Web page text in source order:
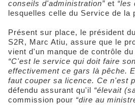
conseils d'administration” et “les
lesquelles celle du Service de la
Présent sur place, le président
S2R, Marc Atiu, assure que le
vient d'un manque de contrôle
“C'est le service qui doit faire
effectivement ce gars là pêche.
faut couper sa licence. Ce n'est
défendu assurant qu'il “élevait
commission pour “dire au